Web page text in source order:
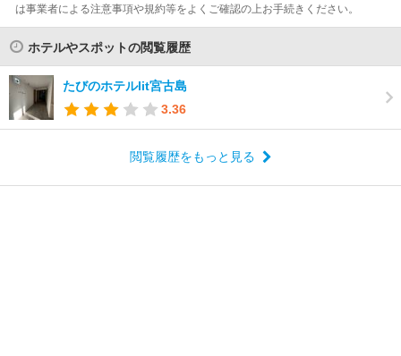
は事業者による注意事項や規約等をよくご確認の上お手続きください。
ホテルやスポットの閲覧履歴
たびのホテルlit宮古島
3.36
閲覧履歴をもっと見る